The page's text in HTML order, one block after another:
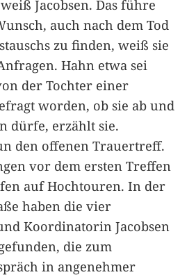
Jacobsen. Das führe
auch nach dem Tod
zu finden, weiß sie
Hahn etwa sei
der Tochter einer
worden, ob sie ab und
dürfe, erzählt sie.
den offenen Trauertreff.
vor dem ersten Treffen
auf Hochtouren. In der
haben die vier
Koordinatorin Jacobsen
die zum
in angenehmer